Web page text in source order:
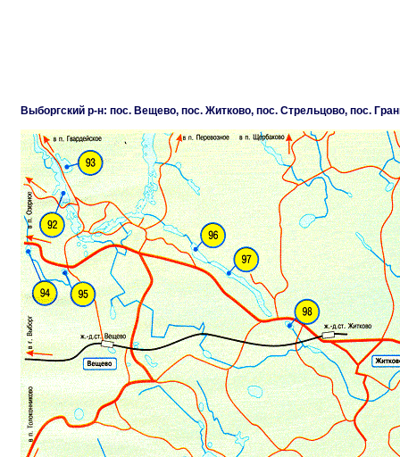
Выборгский р-н: пос. Вещево, пос. Житково, пос. Стрельцово, пос.